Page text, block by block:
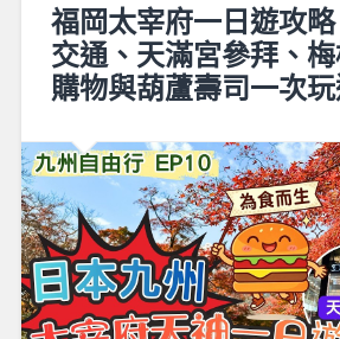
福岡太宰府一日遊攻
交通、天滿宮參拜、
購物與葫蘆壽司一次